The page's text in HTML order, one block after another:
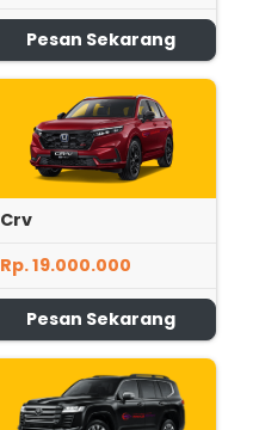
Pesan Sekarang
Crv
Rp. 19.000.000
Pesan Sekarang